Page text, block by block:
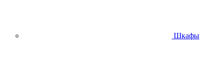
Шкафы